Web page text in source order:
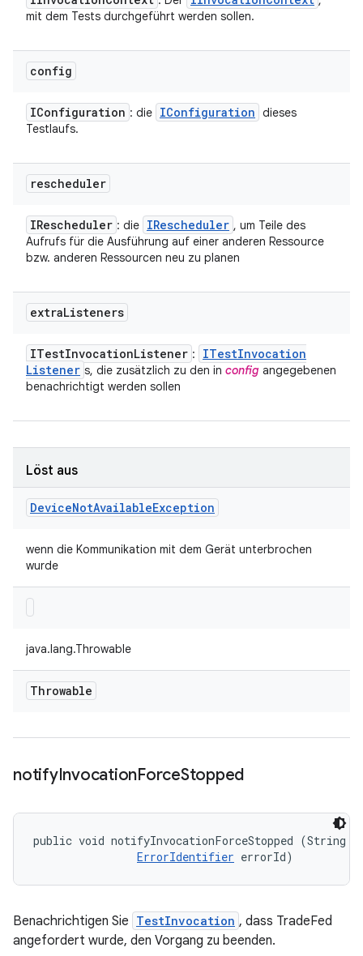
mit dem Tests durchgeführt werden sollen.
config
IConfiguration : die IConfiguration dieses
Testlaufs.
rescheduler
IRescheduler : die IRescheduler , um Teile des
Aufrufs für die Ausführung auf einer anderen Ressource
bzw. anderen Ressourcen neu zu planen
extraListeners
ITestInvocationListener : ITestInvocation
Listener s, die zusätzlich zu den in config angegebenen
benachrichtigt werden sollen
Löst aus
DeviceNotAvailableException
wenn die Kommunikation mit dem Gerät unterbrochen
wurde
java.lang.Throwable
Throwable
notifyInvocationForceStopped
public void notifyInvocationForceStopped (String
ErrorIdentifier errorId)
Benachrichtigen Sie TestInvocation , dass TradeFed
angefordert wurde, den Vorgang zu beenden.